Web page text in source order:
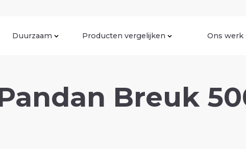
Duurzaam Producten vergelijken Ons werk
Breuk